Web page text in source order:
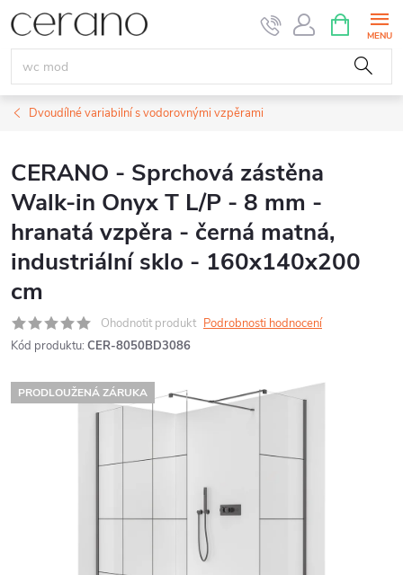
Přejít
na
obsah
NÁKUPNÍ
KOŠÍK
Dvoudílné variabilní s vodorovnými vzpěrami
CERANO - Sprchová zástěna
Walk-in Onyx T L/P - 8 mm -
hranatá vzpěra - černá matná,
industriální sklo - 160x140x200
cm
Ohodnotit produkt Podrobnosti hodnocení
Kód produktu: CER-8050BD3086
PRODLOUŽENÁ ZÁRUKA